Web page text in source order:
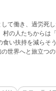
て働き、過労死
の人たちからは
い扶持を減らそ
世界へと旅立つの